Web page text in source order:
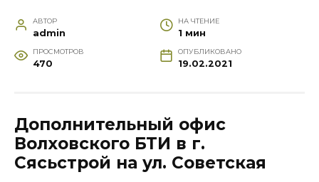
АВТОР
admin
НА ЧТЕНИЕ
1 мин
ПРОСМОТРОВ
470
ОПУБЛИКОВАНО
19.02.2021
Дополнительный офис
Волховского БТИ в г.
Сясьстрой на ул. Советская